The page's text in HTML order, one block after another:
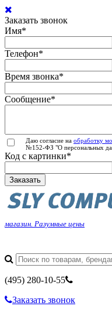
Заказать звонок
Имя*
Телефон*
Время звонка*
Сообщение*
Даю согласие на обработку
№152-ФЗ "О персональных
Код с картинки*
Заказать
магазин. Разумные цены
(495) 280-10-55
Заказать звонок